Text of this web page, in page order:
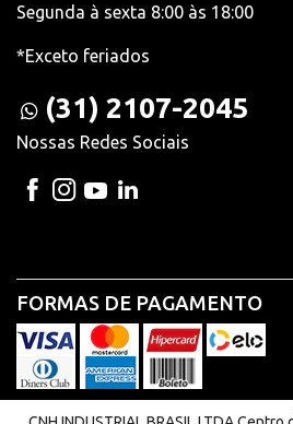
Segunda à sexta 8:00 às 18:00
*Exceto feriados
(31) 2107-2045
Nossas Redes Sociais
FORMAS DE PAGAMENTO